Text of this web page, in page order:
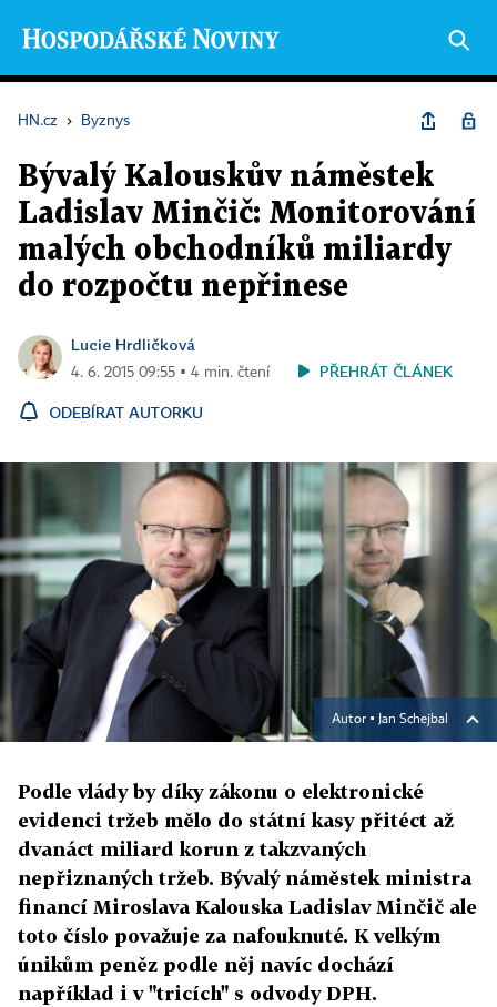
HN.cz › Byznys
Bývalý Kalouskův náměstek
Ladislav Minčič: Monitorování
malých obchodníků miliardy
do rozpočtu nepřinese
Lucie Hrdličková
4. 6. 2015 09:55 ▪ 4 min. čtení PŘEHRÁT ČLÁNEK
ODEBÍRAT AUTORKU
Autor ▪ Jan Schejbal
Podle vlády by díky zákonu o elektronické
evidenci tržeb mělo do státní kasy přitéct až
dvanáct miliard korun z takzvaných
nepřiznaných tržeb. Bývalý náměstek ministra
financí Miroslava Kalouska Ladislav Minčič ale
toto číslo považuje za nafouknuté. K velkým
únikům peněz podle něj navíc dochází
například i v "tricích" s odvody DPH.